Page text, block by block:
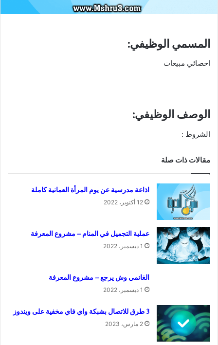
المسمي الوظيفي:
اخصائي مبيعات
الوصف الوظيفي:
الشروط :‏
مقالات ذات صلة
اذاعة مدرسية عن يوم المرأة العمانية كاملة
12 أكتوبر، 2022
عملية التجميل في المنام – مشروع المعرفة
1 ديسمبر، 2022
الغانمي وش يرجع – مشروع المعرفة
1 ديسمبر، 2022
3 طرق للاتصال بشبكة واي فاي مخفية على ويندوز
2 مارس، 2023